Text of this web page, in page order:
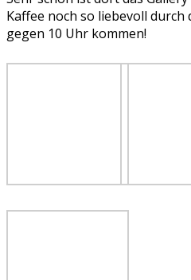
Kaffee noch so liebevoll durch
gegen 10 Uhr kommen!